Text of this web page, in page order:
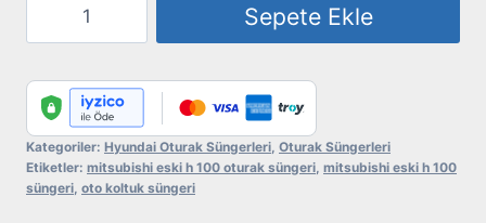
100
Oturak
Süngeri
adet
Sepete Ekle
Kategoriler: Hyundai Oturak Süngerleri Oturak Süngerleri
Etiketler: mitsubishi eski h 100 oturak süngeri mitsubishi eski h 100
süngeri oto koltuk süngeri